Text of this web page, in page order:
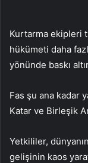
Kurtarma ekipleri
hükümeti daha
yönünde baskı
Fas şu ana kadar
Katar ve Birleşik
Yetkililer,
gelişinin kaos